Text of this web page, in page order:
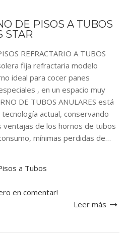
DE PISOS A TUBOS
STAR
REFRACTARIO A TUBOS
fija refractaria modelo
ideal para cocer panes
, en un espacio muy
DE TUBOS ANULARES está
actual, conservando
ventajas de los hornos de tubos
mínimas perdidas de…
a Tubos
en comentar!
Leer más